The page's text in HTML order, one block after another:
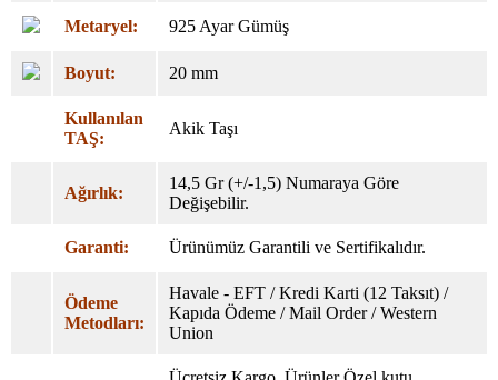
Metaryel: 925 Ayar Gümüş
Boyut: 20 mm
Kullanılan
TAŞ:
Akik Taşı
Ağırlık:
14,5 Gr (+/-1,5) Numaraya Göre
Değişebilir.
Garanti: Ürünümüz Garantili ve Sertifikalıdır.
Ödeme
Metodları:
Havale - EFT / Kredi Karti (12 Taksıt) /
Kapıda Ödeme / Mail Order / Western
Union